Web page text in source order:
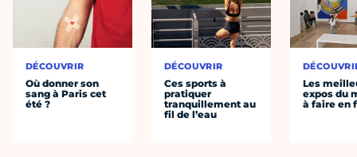
DÉCOUVRIR
Où donner son
sang à Paris cet
été ?
DÉCOUVRIR
Ces sports à
pratiquer
tranquillement au
fil de l’eau
Les
expos du
à faire en